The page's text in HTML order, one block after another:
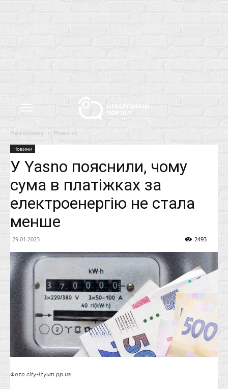
На головну Новини
Новини
У Yasno пояснили, чому
сума в платіжках за
електроенергію не стала
менше
29.01.2023 2493
Фото city-izyum.pp.ua